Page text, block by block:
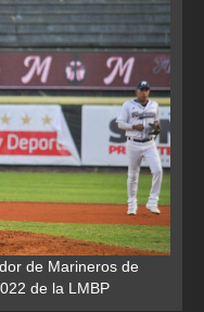
de Marineros de
de la LMBP